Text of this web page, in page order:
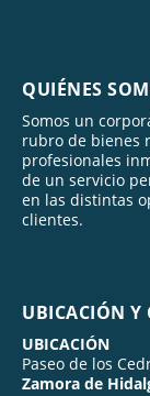
QUIÉNES
Somos un
rubro de bienes
profesionales
de un servicio
en las distintas
clientes.
UBICACIÓN Y
UBICACIÓN
Paseo de los
Zamora de